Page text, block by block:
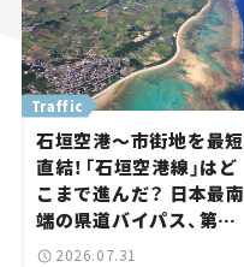
Traffic
石垣空港～市街地を最短
直結！「石垣空港線」はど
こまで進んだ？ 日本最南
端の県道バイパス、第2
工区も延伸開通 【いま気
2026.07.31